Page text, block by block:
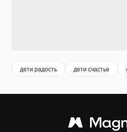
дети радость дети счастье